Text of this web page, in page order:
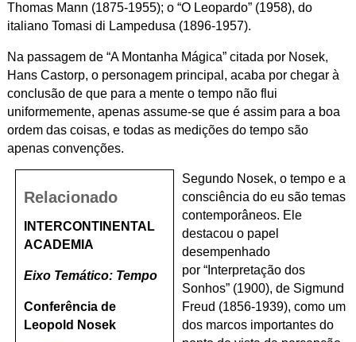
Thomas Mann (1875-1955); o “O Leopardo” (1958), do
italiano Tomasi di Lampedusa (1896-1957).
Na passagem de “A Montanha Mágica” citada por Nosek,
Hans Castorp, o personagem principal, acaba por chegar à
conclusão de que para a mente o tempo não flui
uniformemente, apenas assume-se que é assim para a boa
ordem das coisas, e todas as medições do tempo são
apenas convenções.
Relacionado
INTERCONTINENTAL
ACADEMIA
Eixo Temático: Tempo
Conferência de
Leopold Nosek
Segundo Nosek, o tempo e a
consciência do eu são temas
contemporâneos. Ele
destacou o papel
desempenhado
por “Interpretação dos
Sonhos” (1900), de Sigmund
Freud (1856-1939), como um
dos marcos importantes do